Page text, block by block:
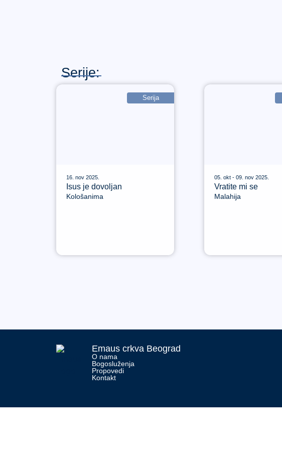
Serije:
Serija
16. nov 2025.
Isus je dovoljan
Kološanima
05. okt - 09. nov 2025.
Vratite mi se
Malahija
Emaus crkva Beograd
O nama
Bogosluženja
Propovedi
Kontakt